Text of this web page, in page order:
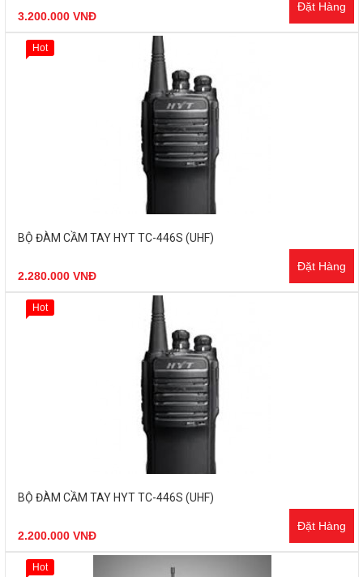
3.200.000 VNĐ
Đặt Hàng
BỘ ĐÀM CẦM TAY HYT TC-446S (UHF)
2.280.000 VNĐ
Đặt Hàng
Hot
BỘ ĐÀM CẦM TAY HYT TC-446S (UHF)
2.200.000 VNĐ
Đặt Hàng
Hot
Hot